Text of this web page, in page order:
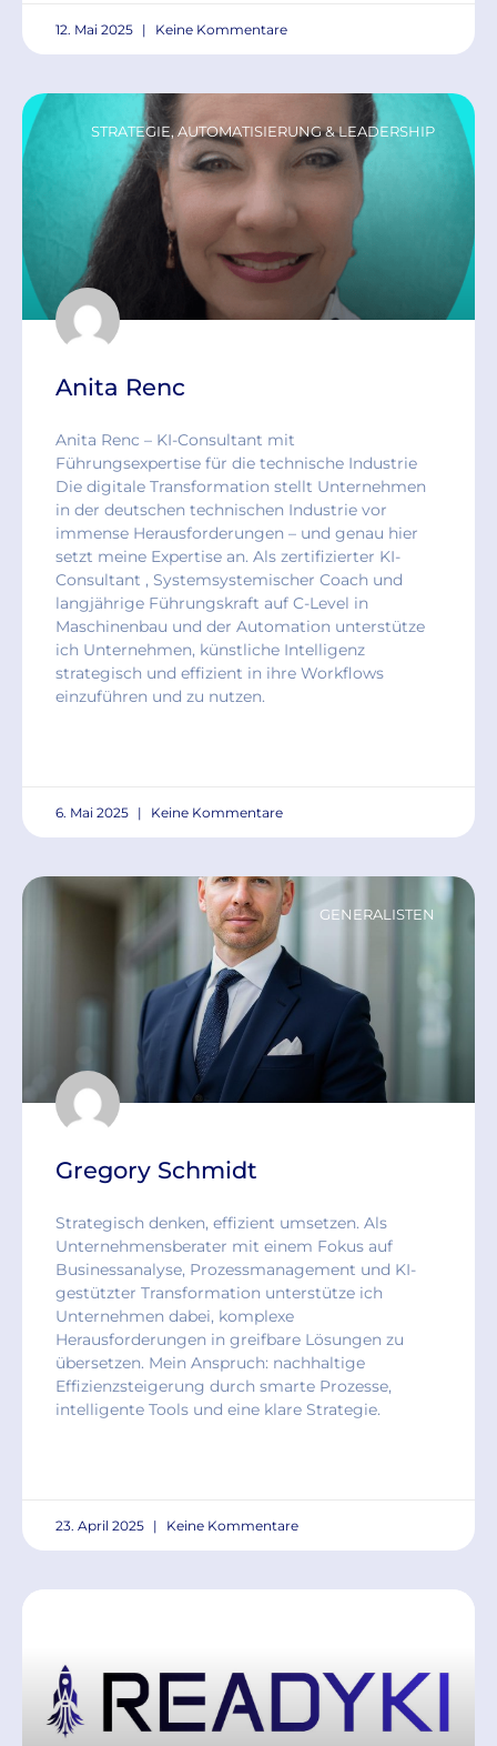
12. Mai 2025 Keine Kommentare
STRATEGIE, AUTOMATISIERUNG & LEADERSHIP
Anita Renc
Anita Renc – KI-Consultant mit
Führungsexpertise für die technische Industrie
Die digitale Transformation stellt Unternehmen
in der deutschen technischen Industrie vor
immense Herausforderungen – und genau hier
setzt meine Expertise an. Als zertifizierter KI-
Consultant , Systemsystemischer Coach und
langjährige Führungskraft auf C-Level in
Maschinenbau und der Automation unterstütze
ich Unternehmen, künstliche Intelligenz
strategisch und effizient in ihre Workflows
einzuführen und zu nutzen.
6. Mai 2025 Keine Kommentare
GENERALISTEN
Gregory Schmidt
Strategisch denken, effizient umsetzen. Als
Unternehmensberater mit einem Fokus auf
Businessanalyse, Prozessmanagement und KI-
gestützter Transformation unterstütze ich
Unternehmen dabei, komplexe
Herausforderungen in greifbare Lösungen zu
übersetzen. Mein Anspruch: nachhaltige
Effizienzsteigerung durch smarte Prozesse,
intelligente Tools und eine klare Strategie.
23. April 2025 Keine Kommentare